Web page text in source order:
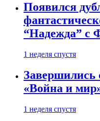
Появился
“Надежда” с
1 неделя спустя
«Война и
1 неделя спустя